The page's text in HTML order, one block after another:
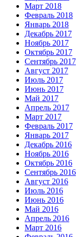
Март 2018
Февраль 2018
Январь 2018
Декабрь 2017
Ноябрь 2017
Октябрь 2017
Сентябрь 2017
Август 2017
Июль 2017
Июнь 2017
Май 2017
Апрель 2017
Март 2017
Февраль 2017
Январь 2017
Декабрь 2016
Ноябрь 2016
Октябрь 2016
Сентябрь 2016
Август 2016
Июль 2016
Июнь 2016
Май 2016
Апрель 2016
Март 2016